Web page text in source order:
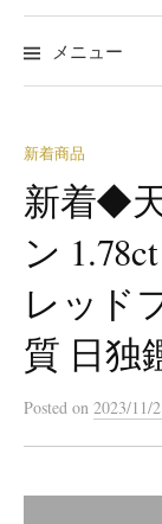
メニュー
新着商品
新着◆
ン
レッド
質 日独
Posted on 2023/11/